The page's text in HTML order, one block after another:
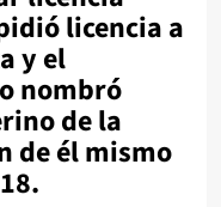
licencia a
y el
nombró
de la
de él mismo